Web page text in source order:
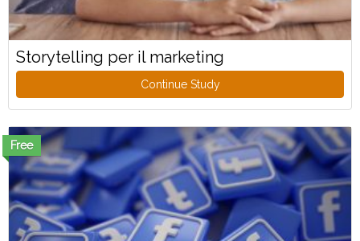
Storytelling per il marketing
Continue Study
Free